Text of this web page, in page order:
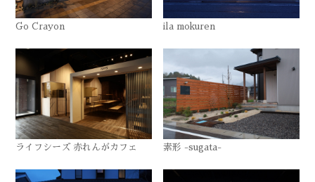
Go Crayon ila mokuren
ライフシーズ 赤れんがカフェ 素形 -sugata-